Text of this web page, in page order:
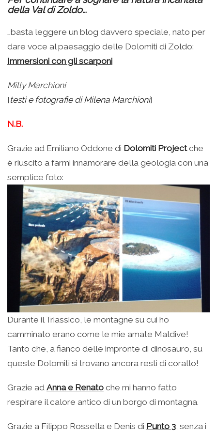
della Val di Zoldo…
…basta leggere un blog davvero speciale, nato per
dare voce al paesaggio delle Dolomiti di Zoldo:
Immersioni con gli scarponi
Milly Marchioni
[testi e fotografie di Milena Marchioni]
N.B.
Grazie ad Emiliano Oddone di Dolomiti Projectche
è riuscito a farmi innamorare della geologia con una
semplice foto:
Durante il Triassico, le montagne su cui ho
camminato erano come le mie amate Maldive!
Tanto che, a fianco delle impronte di dinosauro, su
queste Dolomiti si trovano ancora resti di corallo!
Grazie ad Anna e Renato che mi hanno fatto
respirare il calore antico di un borgo di montagna.
Grazie a Filippo Rossella e Denis di Punto 3, senza i